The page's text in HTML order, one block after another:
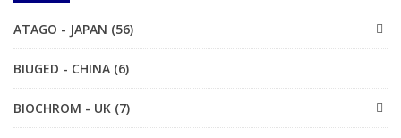
ATAGO - JAPAN (56)
BIUGED - CHINA (6)
BIOCHROM - UK (7)